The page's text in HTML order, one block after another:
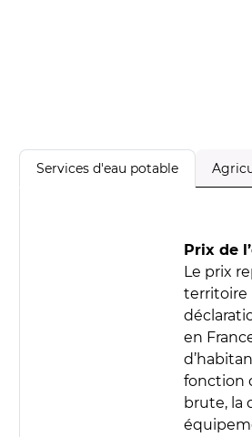
Services d'eau potable
Prix de
Le prix
territoire
en
fonction
brute, la